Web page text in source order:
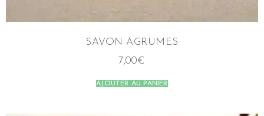
SAVON AGRUMES
7,00€
AJOUTER AU PANIER